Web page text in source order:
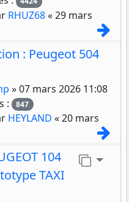
RHUZ68«29 mars
: Peugeot 504
»07 mars 2026 11:08
: 847
HEYLAND «20 mars
Aller
104
TAXI